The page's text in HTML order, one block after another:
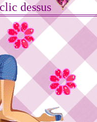
dessus